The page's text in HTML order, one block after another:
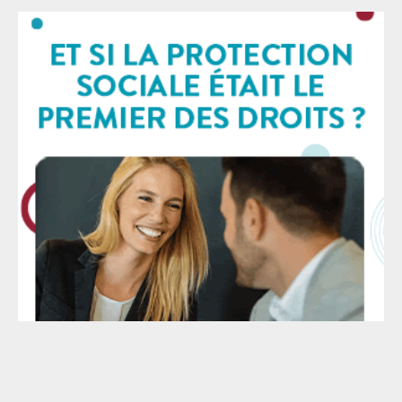
suivie par un signalement au Procureur de la
République si le consentement libre et éclairé est mis
en doute ; Une possible suspension de l’union d’un
mois renouvelable décidée par le Procureur, le temps
d’une enquête administrative via la police, la police de
l’air aux frontières ou la gendarmerie. Le couple est
entendu ainsi que l’entourage familial ou amical, les
témoins, l’employeur… Des visites domiciliaires
peuvent être effectuées ; Une possible opposition au
mariage prononcée par le Procureur. Le couple devra
dans ce cas demander une mainlevée devant le
tribunal judiciaire, procédure qui peut prendre
plusieurs années. Seul le Procureur a le pouvoir de
s’opposer à cette union.